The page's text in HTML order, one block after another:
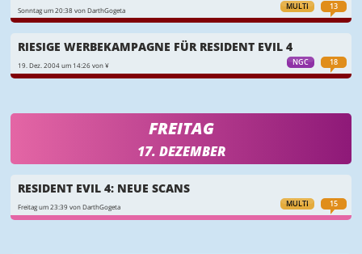
MULTI 13
Sonntag um 20:38 von DarthGogeta
NGC 18
RIESIGE WERBEKAMPAGNE FÜR RESIDENT EVIL 4
19. Dez. 2004 um 14:26 von ¥
FREITAG
17. DEZEMBER
MULTI 15
RESIDENT EVIL 4: NEUE SCANS
Freitag um 23:39 von DarthGogeta